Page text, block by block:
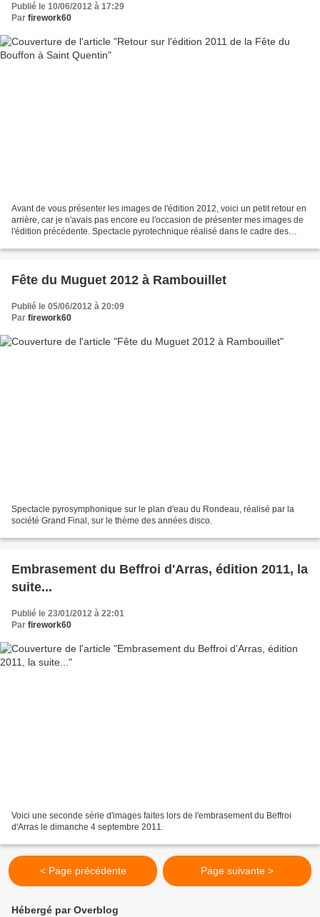
Publié le 10/06/2012 à 17:29
Par firework60
Avant de vous présenter les images de l'édition 2012, voici un petit retour en
arrière, car je n'avais pas encore eu l'occasion de présenter mes images de
l'édition précédente. Spectacle pyrotechnique réalisé dans le cadre des
Fête du Muguet 2012 à Rambouillet
Publié le 05/06/2012 à 20:09
Par firework60
Spectacle pyrosymphonique sur le plan d'eau du Rondeau, réalisé par la
société Grand Final, sur le thème des années disco.
Embrasement du Beffroi d'Arras, édition 2011, la
suite...
Publié le 23/01/2012 à 22:01
Par firework60
Voici une seconde série d'images faites lors de l'embrasement du Beffroi
d'Arras le dimanche 4 septembre 2011.
< Page précédente Page suivante >
Hébergé par Overblog